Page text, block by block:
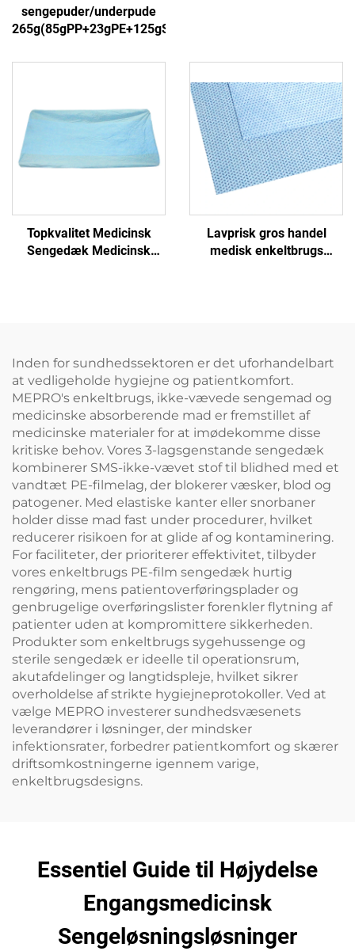
sengepuder/underpude
265g(85gPP+23gPE+125gSAP+30gPP)4
Topkvalitet Medicinsk
Sengedæk Medicinsk
Lavprisk gros handel
medisk enkeltbrugs
Inden for sundhedssektoren er det uforhandelbart
at vedligeholde hygiejne og patientkomfort.
MEPRO's enkeltbrugs, ikke-vævede sengemad og
medicinske absorberende mad er fremstillet af
medicinske materialer for at imødekomme disse
kritiske behov. Vores 3-lagsgenstande sengedæk
kombinerer SMS-ikke-vævet stof til blidhed med et
vandtæt PE-filmelag, der blokerer væsker, blod og
patogener. Med elastiske kanter eller snorbaner
holder disse mad fast under procedurer, hvilket
reducerer risikoen for at glide af og kontaminering.
For faciliteter, der prioriterer effektivitet, tilbyder
vores enkeltbrugs PE-film sengedæk hurtig
rengøring, mens patientoverføringsplader og
genbrugelige overføringslister forenkler flytning af
patienter uden at kompromittere sikkerheden.
Produkter som enkeltbrugs sygehussenge og
sterile sengedæk er ideelle til operationsrum,
akutafdelinger og langtidspleje, hvilket sikrer
overholdelse af strikte hygiejneprotokoller. Ved at
vælge MEPRO investerer sundhedsvæsenets
leverandører i løsninger, der mindsker
infektionsrater, forbedrer patientkomfort og skærer
driftsomkostningerne igennem varige,
enkeltbrugsdesigns.
Essentiel Guide til Højydelse
Engangsmedicinsk
Sengeløsningsløsninger